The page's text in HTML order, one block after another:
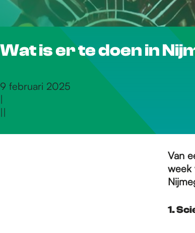
Wat is er te doen in
9 februari 2025
|
||
Van
week
1.